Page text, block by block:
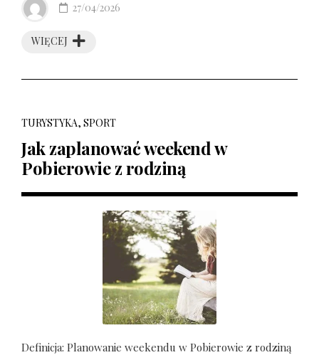
WIĘCEJ
27/04/2026
TURYSTYKA, SPORT
Jak zaplanować weekend w
Pobierowie z rodziną
Definicja: Planowanie weekendu w Pobierowie z rodziną